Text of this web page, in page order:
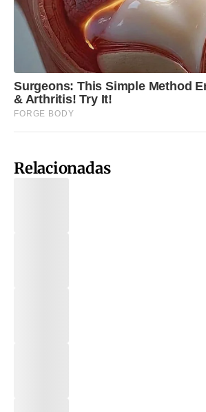
Relacionadas